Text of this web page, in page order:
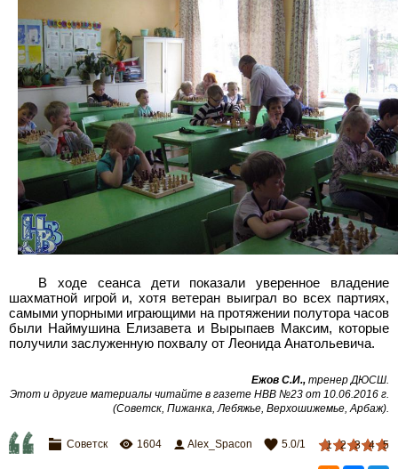
В ходе сеанса дети показали уверенное владение
шахматной игрой и, хотя ветеран выиграл во всех партиях,
самыми упорными играющими на протяжении полутора часов
были Наймушина Елизавета и Вырыпаев Максим, которые
получили заслуженную похвалу от Леонида Анатольевича.
Ежов С.И., тренер ДЮСШ.
Этот и другие материалы читайте в газете НВВ №23 от 10.06.2016 г.
(Советск, Пижанка, Лебяжье, Верхошижемье, Арбаж).
1 2 3 4 5
Советск 1604 Alex_Spacon 5.0/1